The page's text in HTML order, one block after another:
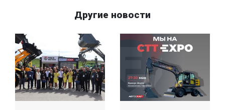
Другие новости